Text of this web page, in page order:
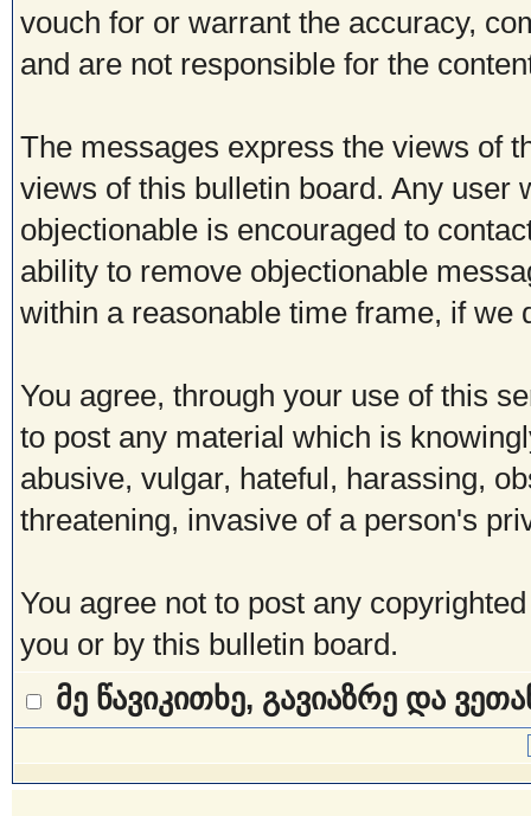
vouch for or warrant the accuracy,
and are not responsible for the
The messages express the views of
views of this bulletin board. Any user
objectionable is encouraged to
ability to remove objectionable
within a reasonable time frame, if we
You agree, through your use of this
to post any material which is
abusive, vulgar, hateful, harassing,
threatening, invasive of a person's
You agree not to post any
you or by this bulletin board.
მე წავიკითხე, გავიაზრე და